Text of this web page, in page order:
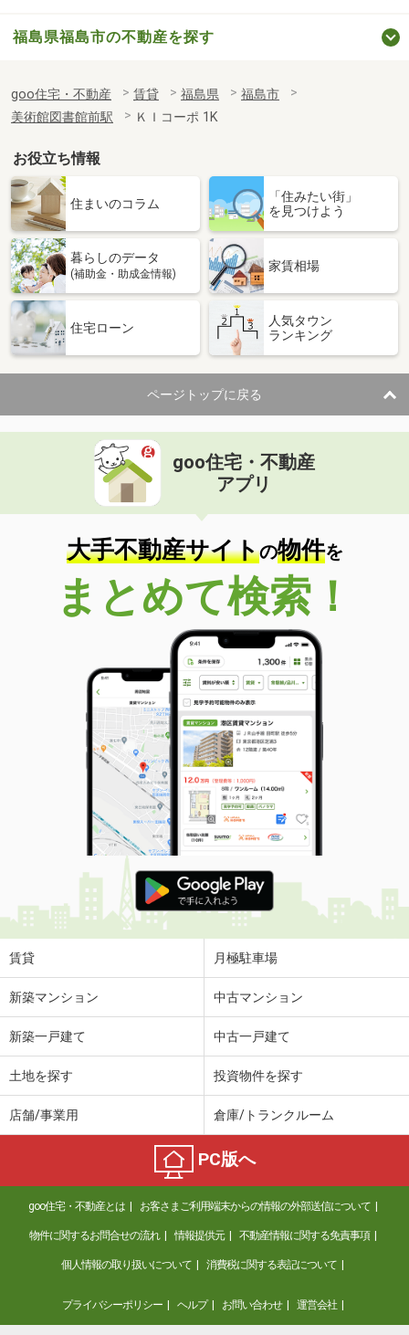
福島県福島市の不動産を探す
goo住宅・不動産 賃貸 福島県
福島市
美術館図書館前駅
ＫＩコーポ 1K
お役立ち情報
住まいのコラム
「住みたい街」
を見つけよう
暮らしのデータ
(補助金・助成金情報)
家賃相場
住宅ローン
人気タウン
ランキング
ページトップに戻る
goo住宅・不動産
アプリ
大手不動産サイトの物件を
まとめて検索！
賃貸 月極駐車場
新築マンション 中古マンション
新築一戸建て 中古一戸建て
土地を探す 投資物件を探す
店舗/事業用 倉庫/トランクルーム
PC版へ
goo住宅・不動産とは お客さまご利用端末からの情報の外部送信について
物件に関するお問合せの流れ 情報提供元 不動産情報に関する免責事項
個人情報の取り扱いについて 消費税に関する表記について
プライバシーポリシー ヘルプ お問い合わせ 運営会社